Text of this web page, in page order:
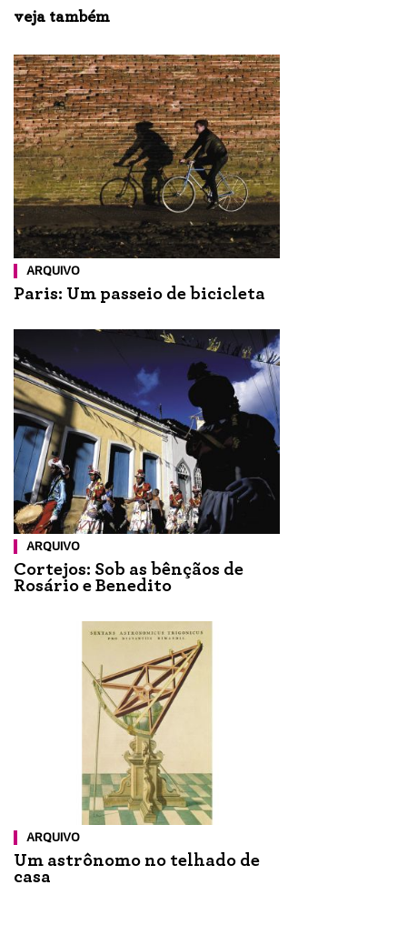
veja também
ARQUIVO
Paris: Um passeio de bicicleta
ARQUIVO
Cortejos: Sob as bênçãos de
Rosário e Benedito
ARQUIVO
Um astrônomo no telhado de
casa